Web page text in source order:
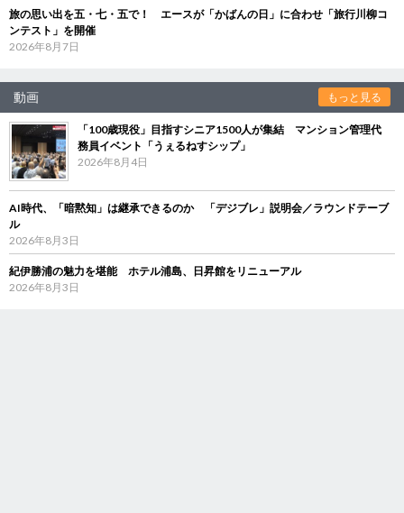
旅の思い出を五・七・五で！ エースが「かばんの日」に合わせ「旅行川柳コ
ンテスト」を開催
2026年8月7日
動画 もっと見る
「100歳現役」目指すシニア1500人が集結 マンション管理代
務員イベント「うぇるねすシップ」
2026年8月4日
AI時代、「暗黙知」は継承できるのか 「デジブレ」説明会／ラウンドテーブ
ル
2026年8月3日
紀伊勝浦の魅力を堪能 ホテル浦島、日昇館をリニューアル
2026年8月3日